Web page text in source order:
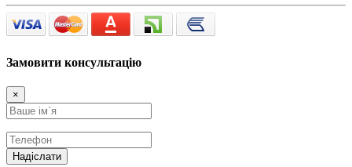
Замовити консультацію
×
Надіслати